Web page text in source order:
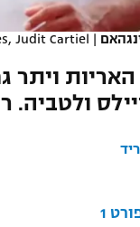
|
Judit Cartiel
ויתר
1